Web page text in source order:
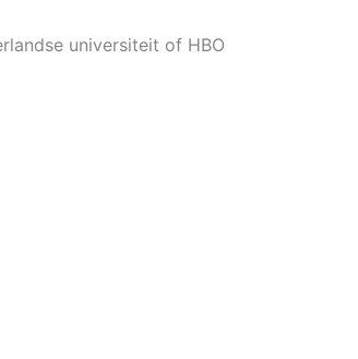
universiteit of HBO